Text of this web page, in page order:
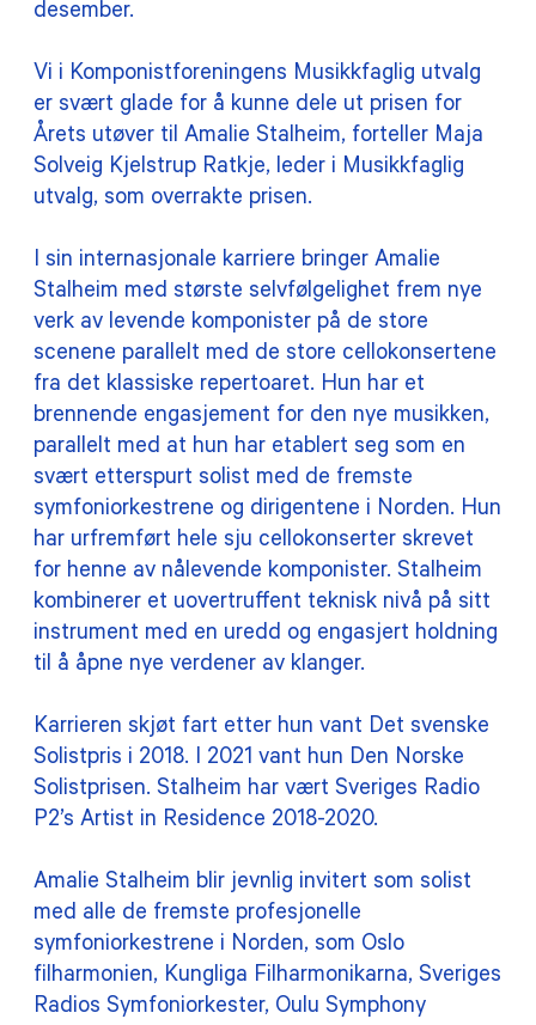
desember.
Vi i Komponistforeningens Musikkfaglig utvalg
er svært glade for å kunne dele ut prisen for
Årets utøver til Amalie Stalheim, forteller Maja
Solveig Kjelstrup Ratkje, leder i Musikkfaglig
utvalg, som overrakte prisen.
I sin internasjonale karriere bringer Amalie
Stalheim med største selvfølgelighet frem nye
verk av levende komponister på de store
scenene parallelt med de store cellokonsertene
fra det klassiske repertoaret. Hun har et
brennende engasjement for den nye musikken,
parallelt med at hun har etablert seg som en
svært etterspurt solist med de fremste
symfoniorkestrene og dirigentene i Norden. Hun
har urfremført hele sju cellokonserter skrevet
for henne av nålevende komponister. Stalheim
kombinerer et uovertruffent teknisk nivå på sitt
instrument med en uredd og engasjert holdning
til å åpne nye verdener av klanger.
Karrieren skjøt fart etter hun vant Det svenske
Solistpris i 2018. I 2021 vant hun Den Norske
Solistprisen. Stalheim har vært Sveriges Radio
P2’s Artist in Residence 2018-2020.
Amalie Stalheim blir jevnlig invitert som solist
med alle de fremste profesjonelle
symfoniorkestrene i Norden, som Oslo
filharmonien, Kungliga Filharmonikarna, Sveriges
Radios Symfoniorkester, Oulu Symphony